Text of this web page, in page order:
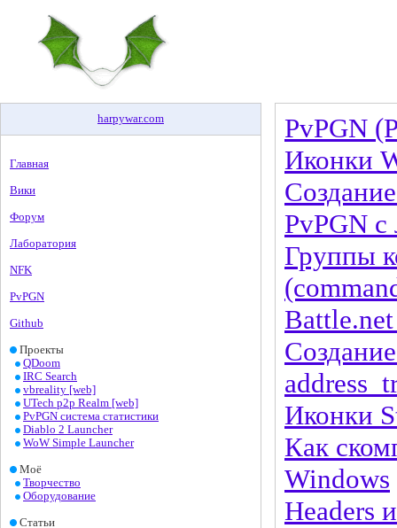
harpywar.com
Главная
Вики
Форум
Лаборатория
NFK
PvPGN
Github
Проекты
QDoom
IRC Search
vbreality [web]
UTech p2p Realm [web]
PvPGN система статистики
Diablo 2 Launcher
WoW Simple Launcher
Моё
Творчество
Оборудование
Статьи
PvPGN
Иконки
PvPGN c
Группы
Иконки
Как
Windows
Headers